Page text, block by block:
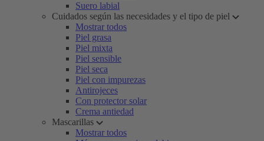
Suero labial
Cuidados según las necesidades y el tipo de piel
Mostrar todos
Piel grasa
Piel mixta
Piel sensible
Piel seca
Piel con impurezas
Antirojeces
Con protector solar
Crema antiedad
Mascarillas
Mostrar todos